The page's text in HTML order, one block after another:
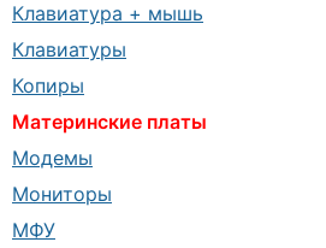
Клавиатура + мышь
Клавиатуры
Копиры
Материнские платы
Модемы
Мониторы
МФУ